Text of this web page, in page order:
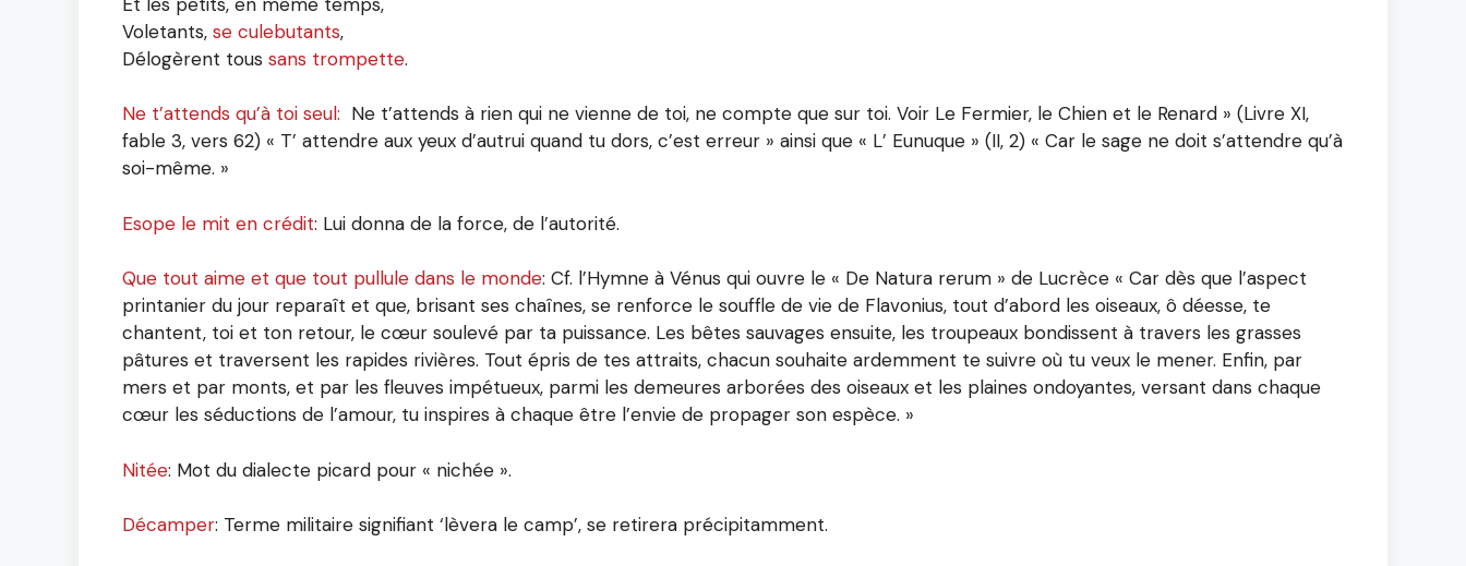
Voletants, se culebutants,
Délogèrent tous sans trompette.
Ne t’attends qu’à toi seul: Ne t’attends à rien qui ne vienne de toi, ne compte que sur toi. Voir Le Fermier, le Chien et le Renard » (Livre XI,
fable 3, vers 62) « T’ attendre aux yeux d’autrui quand tu dors, c’est erreur » ainsi que « L’ Eunuque » (II, 2) « Car le sage ne doit s’attendre qu’à
soi-même. »
Esope le mit en crédit: Lui donna de la force, de l’autorité.
Que tout aime et que tout pullule dans le monde: Cf. l’Hymne à Vénus qui ouvre le « De Natura rerum » de Lucrèce « Car dès que l’aspect
printanier du jour reparaît et que, brisant ses chaînes, se renforce le souffle de vie de Flavonius, tout d’abord les oiseaux, ô déesse, te
chantent, toi et ton retour, le cœur soulevé par ta puissance. Les bêtes sauvages ensuite, les troupeaux bondissent à travers les grasses
pâtures et traversent les rapides rivières. Tout épris de tes attraits, chacun souhaite ardemment te suivre où tu veux le mener. Enfin, par
mers et par monts, et par les fleuves impétueux, parmi les demeures arborées des oiseaux et les plaines ondoyantes, versant dans chaque
cœur les séductions de l’amour, tu inspires à chaque être l’envie de propager son espèce. »
Nitée: Mot du dialecte picard pour « nichée ».
Décamper: Terme militaire signifiant ‘lèvera le camp’, se retirera précipitamment.